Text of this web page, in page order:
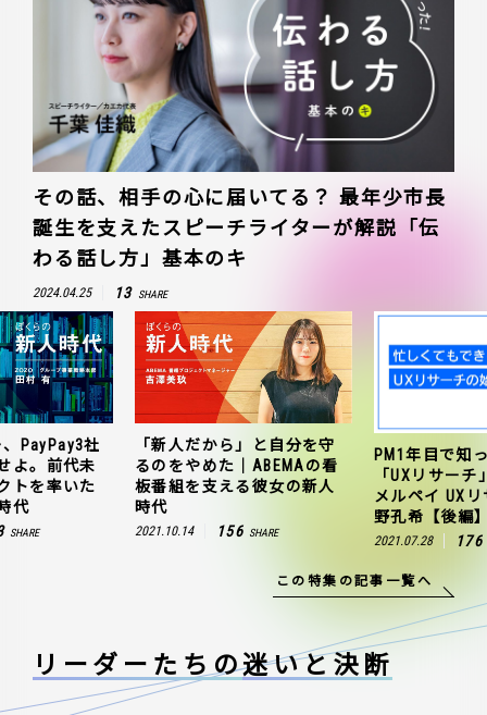
その話、相手の心に届いてる？ 最年少市長
誕生を支えたスピーチライターが解説「伝
わる話し方」基本のキ
2024.04.25 13 SHARE
PayPay3社
よ。前代未
トを率いた
代
SHARE
「新人だから」と自分を守
るのをやめた｜ABEMAの看
板番組を支える彼女の新人
時代
2021.10.14 156 SHARE
PM1年目で知
「UXリサー
メルペイ UX
野孔希【後編
2021.07.28 176
この特集の記事一覧へ
リーダーたちの迷いと決断